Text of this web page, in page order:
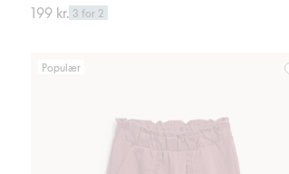
199 kr. 3 for 2
Populær